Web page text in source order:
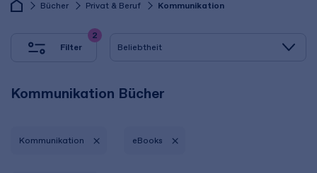
Bücher Privat & Beruf Kommunikation
Filter
2
Kommunikation Bücher
Kommunikation eBooks